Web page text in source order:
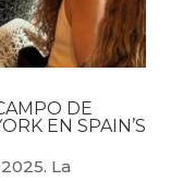
DE
EN SPAIN’S
La